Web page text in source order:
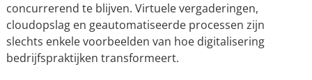
concurrerend te blijven. Virtuele vergaderingen,
cloudopslag en geautomatiseerde processen zijn
slechts enkele voorbeelden van hoe digitalisering
bedrijfspraktijken transformeert.